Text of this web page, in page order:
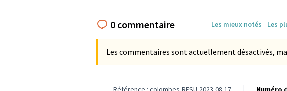
0 commentaire Les mieux notés Les
Les commentaires sont actuellement désactivés,
Référence : colombes-RESU-2023-08-17 Numéro